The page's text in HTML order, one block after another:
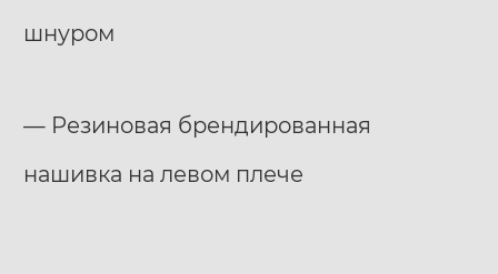
шнуром
— Резиновая брендированная
нашивка на левом плече